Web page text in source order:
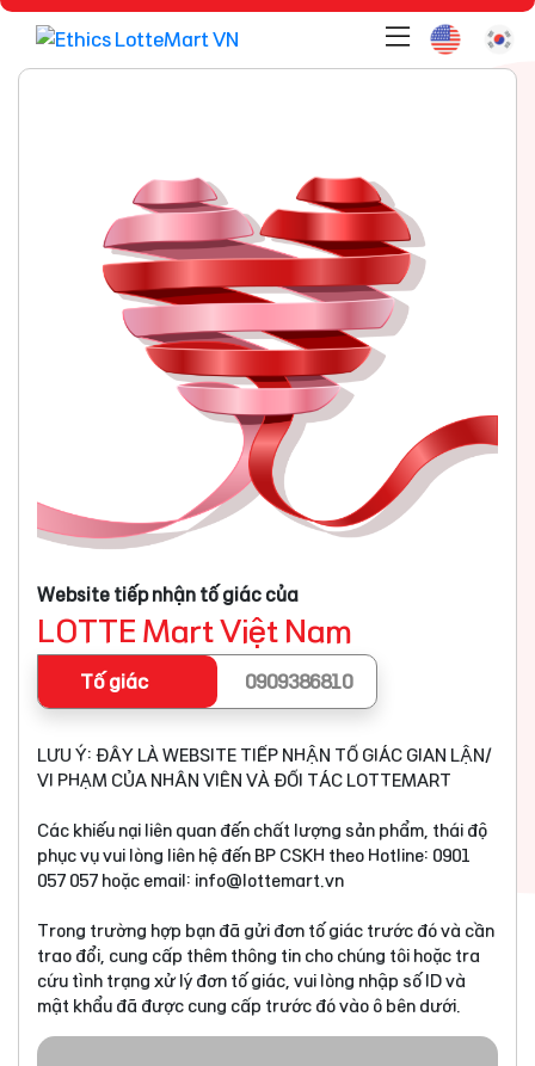
Website tiếp nhận tố giác của
LOTTE Mart Việt Nam
Tố giác 0909386810
LƯU Ý: ĐÂY LÀ WEBSITE TIẾP NHẬN TỐ GIÁC GIAN LẬN/
VI PHẠM CỦA NHÂN VIÊN VÀ ĐỐI TÁC LOTTEMART
Các khiếu nại liên quan đến chất lượng sản phẩm, thái độ
phục vụ vui lòng liên hệ đến BP CSKH theo Hotline: 0901
057 057 hoặc email: info@lottemart.vn
Trong trường hợp bạn đã gửi đơn tố giác trước đó và cần
trao đổi, cung cấp thêm thông tin cho chúng tôi hoặc tra
cứu tình trạng xử lý đơn tố giác, vui lòng nhập số ID và
mật khẩu đã được cung cấp trước đó vào ô bên dưới.